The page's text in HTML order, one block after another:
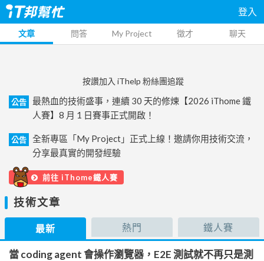
登入
文章 問答 My Project 徵才 聊天
按讚加入 iThelp 粉絲團追蹤
公告
最熱血的技術盛事，連續 30 天的修煉【2026 iThome 鐵
人賽】8 月 1 日賽事正式開啟！
公告
全新專區「My Project」正式上線！邀請你用技術交流，
分享最真實的開發經驗
前往 iThome鐵人賽
技術文章
最新 熱門 鐵人賽
當 coding agent 會操作瀏覽器，E2E 測試就不再只是測